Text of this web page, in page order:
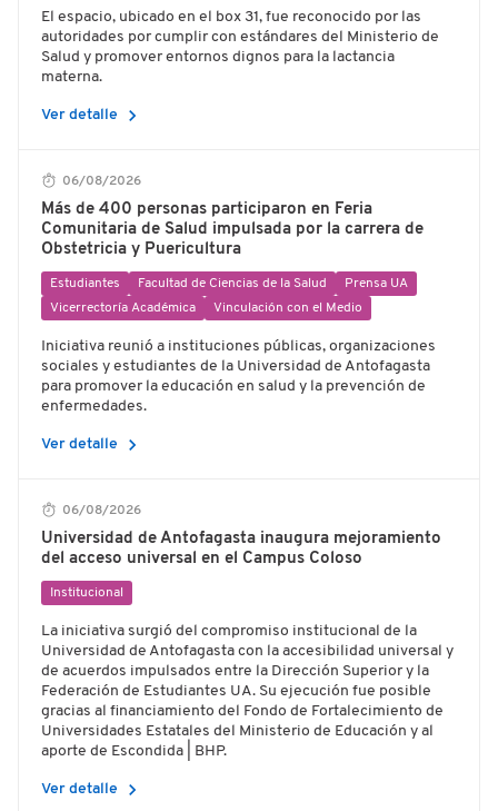
El espacio, ubicado en el box 31, fue reconocido por las
autoridades por cumplir con estándares del Ministerio de
Salud y promover entornos dignos para la lactancia
materna.
Ver detalle chevron_right
06/08/2026
Más de 400 personas participaron en Feria
Comunitaria de Salud impulsada por la carrera de
Obstetricia y Puericultura
Estudiantes Facultad de Ciencias de la Salud
Prensa UA
Vicerrectoría Académica
Vinculación con el Medio
Iniciativa reunió a instituciones públicas, organizaciones
sociales y estudiantes de la Universidad de Antofagasta
para promover la educación en salud y la prevención de
enfermedades.
Ver detalle chevron_right
06/08/2026
Universidad de Antofagasta inaugura mejoramiento
del acceso universal en el Campus Coloso
Institucional
La iniciativa surgió del compromiso institucional de la
Universidad de Antofagasta con la accesibilidad universal y
de acuerdos impulsados entre la Dirección Superior y la
Federación de Estudiantes UA. Su ejecución fue posible
gracias al financiamiento del Fondo de Fortalecimiento de
Universidades Estatales del Ministerio de Educación y al
aporte de Escondida | BHP.
Ver detalle chevron_right